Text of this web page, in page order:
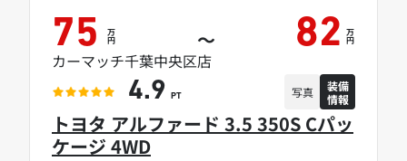
トヨタ アルファード 3.5 350S Cパッ
ケージ 4WD
75 万
円 ～ 82 万
円
カーマッチ千葉中央区店
4.9 PT 写真
装備
情報